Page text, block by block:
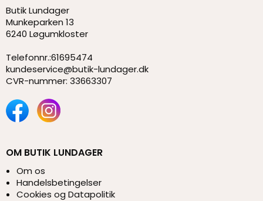
Butik Lundager
Munkeparken 13
6240 Løgumkloster
Telefonnr.:61695474
kundeservice@butik-lundager.dk
CVR-nummer: 33663307
OM BUTIK LUNDAGER
Om os
Handelsbetingelser
Cookies og Datapolitik